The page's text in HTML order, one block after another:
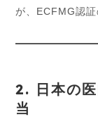
が、ECFMG認証
2. 日本の
当